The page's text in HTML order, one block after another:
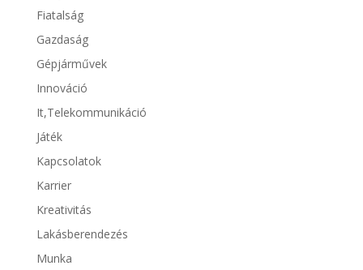
Fiatalság
Gazdaság
Gépjárművek
Innováció
It,Telekommunikáció
Játék
Kapcsolatok
Karrier
Kreativitás
Lakásberendezés
Munka